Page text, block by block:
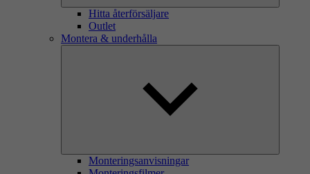
Hitta återförsäljare
Outlet
Montera & underhålla
Monteringsanvisningar